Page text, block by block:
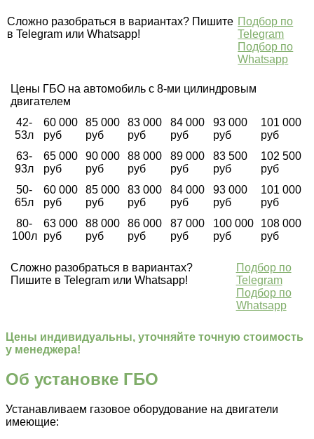
Сложно разобраться в вариантах? Пишите
в Telegram или Whatsapp!
Подбор по
Telegram
Подбор по
Whatsapp
Цены ГБО на автомобиль с 8-ми цилиндровым
двигателем
42-
53л
60 000
руб
85 000
руб
83 000
руб
84 000
руб
93 000
руб
101 000
руб
63-
93л
65 000
руб
90 000
руб
88 000
руб
89 000
руб
83 500
руб
102 500
руб
50-
65л
60 000
руб
85 000
руб
83 000
руб
84 000
руб
93 000
руб
101 000
руб
80-
100л
63 000
руб
88 000
руб
86 000
руб
87 000
руб
100 000
руб
108 000
руб
Сложно разобраться в вариантах?
Пишите в Telegram или Whatsapp!
Подбор по
Telegram
Подбор по
Whatsapp
Цены индивидуальны, уточняйте точную стоимость
у менеджера!
Об установке ГБО
Устанавливаем газовое оборудование на двигатели
имеющие: